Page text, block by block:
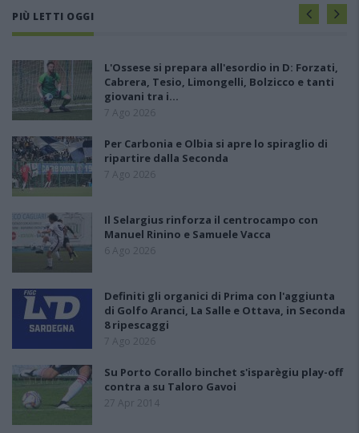
PIÙ LETTI OGGI
L'Ossese si prepara all'esordio in D: Forzati,
Cabrera, Tesio, Limongelli, Bolzicco e tanti
giovani tra i…
7 Ago 2026
Per Carbonia e Olbia si apre lo spiraglio di
ripartire dalla Seconda
7 Ago 2026
Il Selargius rinforza il centrocampo con
Manuel Rinino e Samuele Vacca
6 Ago 2026
Definiti gli organici di Prima con l'aggiunta
di Golfo Aranci, La Salle e Ottava, in Seconda
8 ripescaggi
7 Ago 2026
Su Porto Corallo binchet s'isparègiu play-off
contra a su Taloro Gavoi
27 Apr 2014